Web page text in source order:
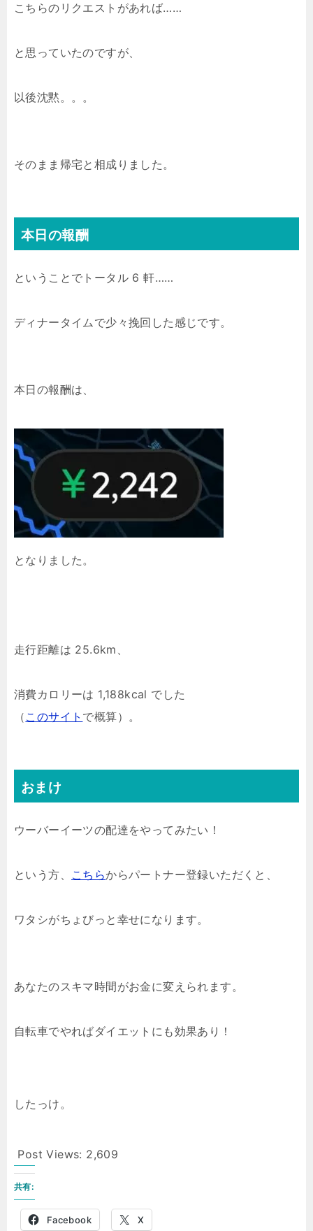
こちらのリクエストがあれば……
と思っていたのですが、
以後沈黙。。。
そのまま帰宅と相成りました。
本日の報酬
ということでトータル 6 軒……
ディナータイムで少々挽回した感じです。
本日の報酬は、
となりました。
走行距離は 25.6km、
消費カロリーは 1,188kcal でした
（ このサイト で概算）。
おまけ
ウーバーイーツの配達をやってみたい！
という方、 こちらからパートナー登録いただくと、
ワタシがちょびっと幸せになります。
あなたのスキマ時間がお金に変えられます。
自転車でやればダイエットにも効果あり！
したっけ。
Post Views: 2,609
共有:
Facebook X